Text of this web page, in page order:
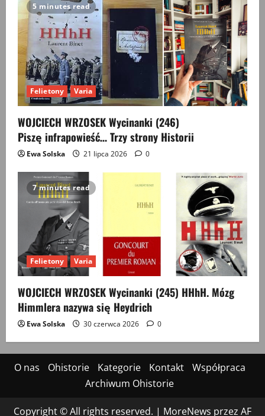
5 minutes read
Felietony Varia
WOJCIECH WRZOSEK Wycinanki (246)
Piszę infrapowieść… Trzy strony Historii
Ewa Solska 21 lipca 2026 0
7 minutes read
Felietony Varia
WOJCIECH WRZOSEK Wycinanki (245) HHhH. Mózg
Himmlera nazywa się Heydrich
Ewa Solska 30 czerwca 2026 0
O nas Ohistorie Kategorie Kontakt
Współpraca
Archiwum Ohistorie
Copyright © All rights reserved. | MoreNews przez AF